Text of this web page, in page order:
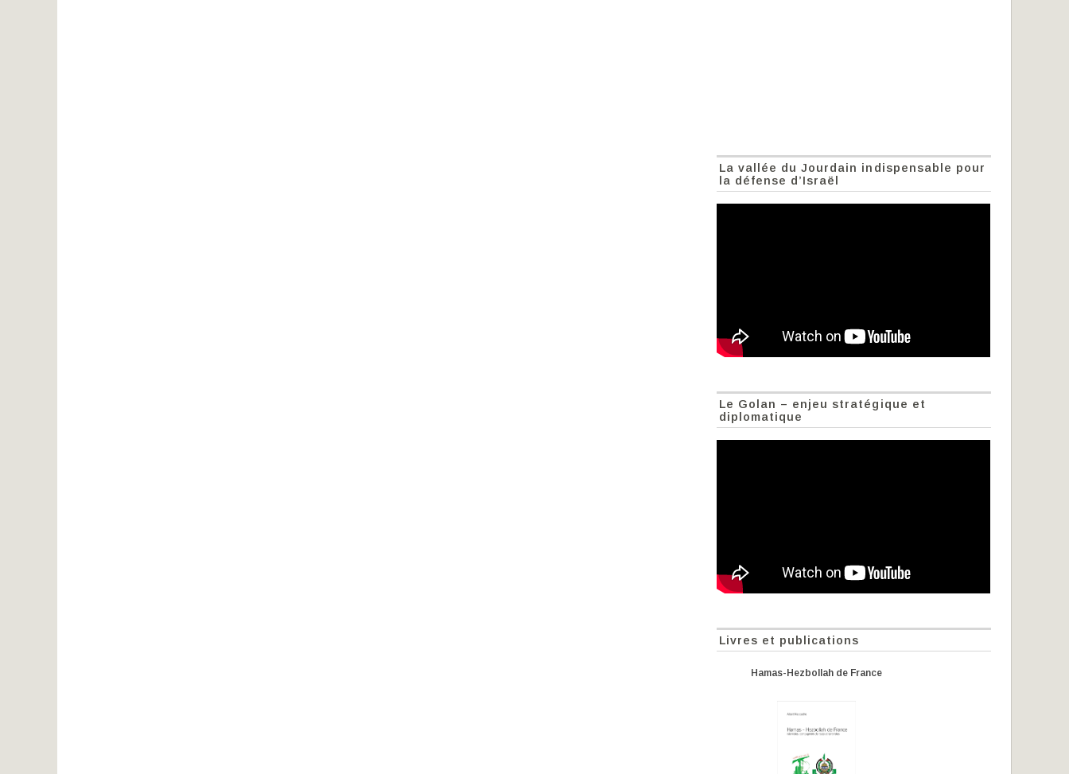
La vallée du Jourdain indispensable pour
la défense d’Israël
Le Golan – enjeu stratégique et
diplomatique
Livres et publications
Hamas-Hezbollah de France